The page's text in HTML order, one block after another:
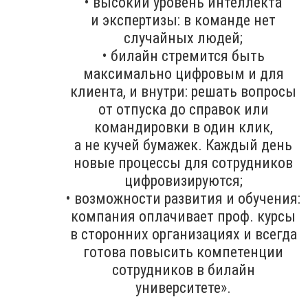
и экспертизы: в команде нет
случайных людей;
• билайн стремится быть
максимально цифровым и для
клиента, и внутри: решать вопросы
от отпуска до справок или
командировки в один клик,
а не кучей бумажек. Каждый день
новые процессы для сотрудников
цифровизируются;
• возможности развития и обучения:
компания оплачивает проф. курсы
в сторонних организациях и всегда
готова повысить компетенции
сотрудников в билайн
университете».